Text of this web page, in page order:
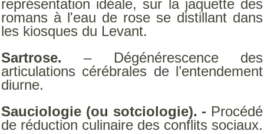
représentation idéale, sur la jaquette des
romans à l'eau de rose se distillant dans
les kiosques du Levant.
Sartrose. – Dégénérescence des
articulations cérébrales de l’entendement
diurne.
Sauciologie (ou sotciologie). - Procédé
de réduction culinaire des conflits sociaux.